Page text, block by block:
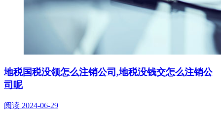
地税国税没领怎么注销公司,地税没钱交怎么注销公
司呢
阅读 2024-06-29